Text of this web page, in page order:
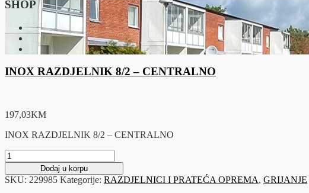
SHOP
INOX RAZDJELNIK 8/2 – CENTRALNO
197,03KM
INOX RAZDJELNIK 8/2 – CENTRALNO
INOX
RAZDJELNIK
8/2
-
Dodaj u korpu
SKU: 229985 Kategorije: RAZDJELNICI I PRATEĆA OPREMA, GRIJANJE